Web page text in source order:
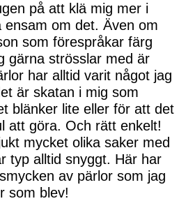
på att klä mig mer i
om det. Även om
som förespråkar färg
gärna strösslar med är
har alltid varit något jag
är skatan i mig som
blänker lite eller för att det
att göra. Och rätt enkelt!
mycket olika saker med
typ alltid snyggt. Här har
av pärlor som jag
som blev!